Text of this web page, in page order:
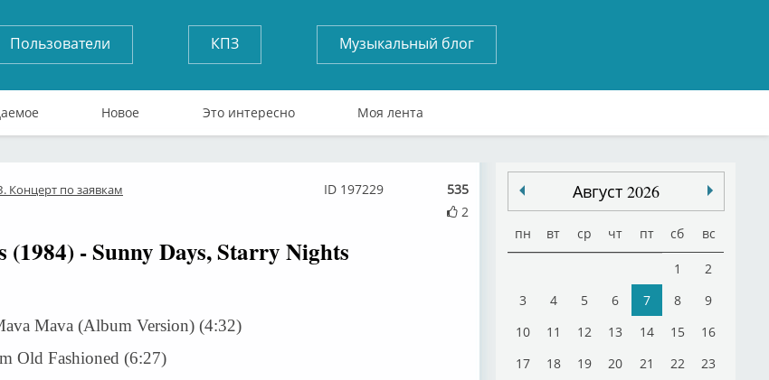
Пользователи КПЗ Музыкальный блог
Новое Это интересно Моя лента
Концерт по заявкам
535
2
ID 197229
(1984) - Sunny Days, Starry Nights
Mava (Album Version) (4:32)
Old Fashioned (6:27)
Август 2026
пн вт ср чт пт сб вс
1
2
3
4 5 6 7 8
9
10
11 12 13 14 15
16
17
18 19 20 21 22
23